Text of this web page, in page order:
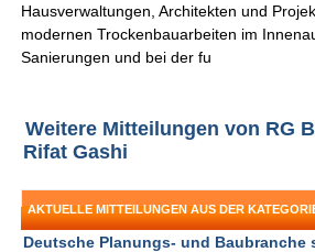
Hausverwaltungen, Architekten und
modernen Trockenbauarbeiten im
Sanierungen und bei der fu
Weitere Mitteilungen von RG
Rifat Gashi
AKTUELLE MITTEILUNGEN AUS DER
Deutsche Planungs- und Baubranche